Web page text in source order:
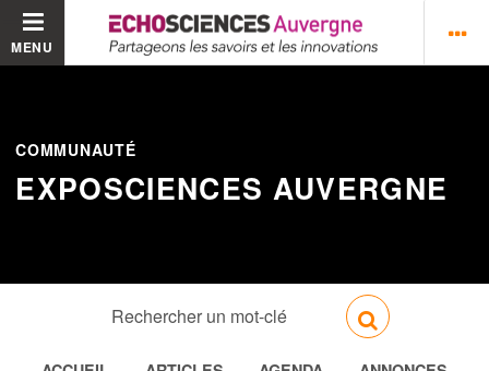
MENU
COMMUNAUTÉ
EXPOSCIENCES AUVERGNE